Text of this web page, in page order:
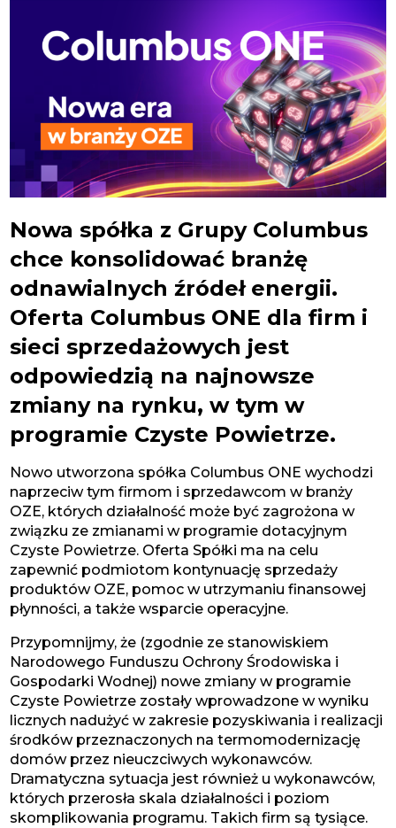
Nowa spółka z Grupy Columbus
chce konsolidować branżę
odnawialnych źródeł energii.
Oferta Columbus ONE dla firm i
sieci sprzedażowych jest
odpowiedzią na najnowsze
zmiany na rynku, w tym w
programie Czyste Powietrze.
Nowo utworzona spółka Columbus ONE wychodzi
naprzeciw tym firmom i sprzedawcom w branży
OZE, których działalność może być zagrożona w
związku ze zmianami w programie dotacyjnym
Czyste Powietrze. Oferta Spółki ma na celu
zapewnić podmiotom kontynuację sprzedaży
produktów OZE, pomoc w utrzymaniu finansowej
płynności, a także wsparcie operacyjne.
Przypomnijmy, że (zgodnie ze stanowiskiem
Narodowego Funduszu Ochrony Środowiska i
Gospodarki Wodnej) nowe zmiany w programie
Czyste Powietrze zostały wprowadzone w wyniku
licznych nadużyć w zakresie pozyskiwania i realizacji
środków przeznaczonych na termomodernizację
domów przez nieuczciwych wykonawców.
Dramatyczna sytuacja jest również u wykonawców,
których przerosła skala działalności i poziom
skomplikowania programu. Takich firm są tysiące.